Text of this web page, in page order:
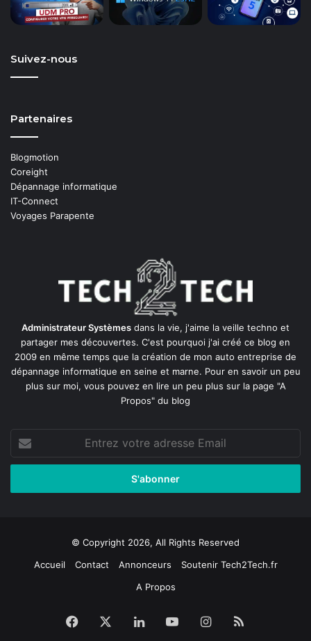
Suivez-nous
Partenaires
Blogmotion
Coreight
Dépannage informatique
IT-Connect
Voyages Parapente
Administrateur Systèmes dans la vie, j'aime la veille techno et
partager mes découvertes. C'est pourquoi j'ai créé ce blog en
2009 en même temps que la création de mon auto entreprise de
dépannage informatique en seine et marne. Pour en savoir un peu
plus sur moi, vous pouvez en lire un peu plus sur la page "A
Propos" du blog
Entrez
votre
adresse
© Copyright 2026, All Rights Reserved
Accueil
Contact Annonceurs
Soutenir Tech2Tech.fr
A Propos
Facebook LinkedinYouTubeInstagram